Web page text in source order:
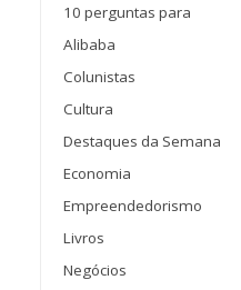
10 perguntas para
Alibaba
Colunistas
Cultura
Destaques da Semana
Economia
Empreendedorismo
Livros
Negócios